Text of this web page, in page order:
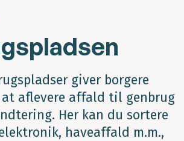
giver borgere
aflevere affald til genbrug
Her kan du sortere
haveaffald m.m.,